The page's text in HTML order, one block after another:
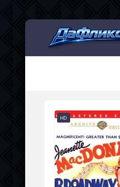
HD
Мультсериалы